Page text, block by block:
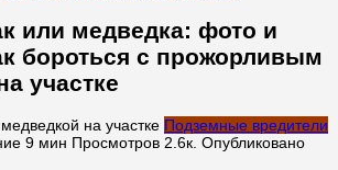
или медведка: фото и
бороться с прожорливым
участке
Подземные вредители
9 мин Просмотров 2.6к. Опубликовано